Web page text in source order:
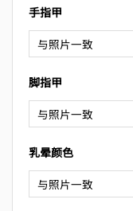
手指甲
脚指甲
乳晕颜色